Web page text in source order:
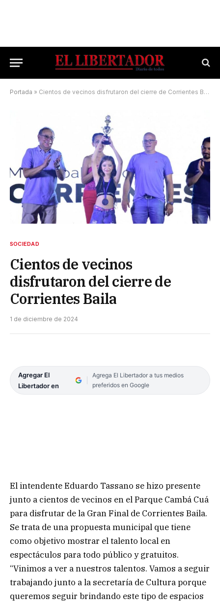
Portada » Cientos de vecinos disfrutaron del cierre de Corrientes Baila
SOCIEDAD
Cientos de vecinos
disfrutaron del cierre de
Corrientes Baila
1 de diciembre de 2024
Agregar El
Libertador en
Agrega El Libertador a tus medios
preferidos en Google
El intendente Eduardo Tassano se hizo presente
junto a cientos de vecinos en el Parque Cambá Cuá
para disfrutar de la Gran Final de Corrientes Baila.
Se trata de una propuesta municipal que tiene
como objetivo mostrar el talento local en
espectáculos para todo público y gratuitos.
“Vinimos a ver a nuestros talentos. Vamos a seguir
trabajando junto a la secretaría de Cultura porque
queremos seguir brindando este tipo de espacios